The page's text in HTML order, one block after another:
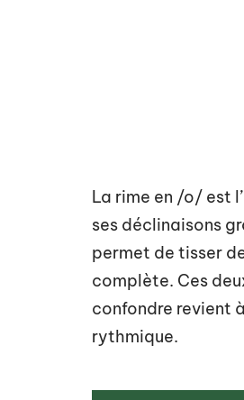
La rime en /o/ est
ses déclinaisons
permet de tisser
complète. Ces
confondre revient
rythmique.